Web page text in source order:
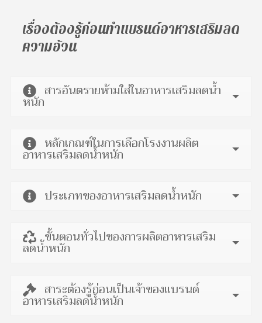
เรื่องต้องรู้ก่อนทำแบรนด์อาหารเสริมลด
ความอ้วน
สารอันตรายห้ามใส่ในอาหารเสริมลดน้ำ
หนัก
หลักเกณฑ์ในการเลือกโรงงานผลิต
อาหารเสริมลดน้ำหนัก
ประเภทของอาหารเสริมลดน้ำหนัก
ขั้นตอนทั่วไปของการผลิตอาหารเสริม
ลดน้ำหนัก
สาระต้องรู้ก่อนเป็นเจ้าของแบรนด์
อาหารเสริมลดน้ำหนัก